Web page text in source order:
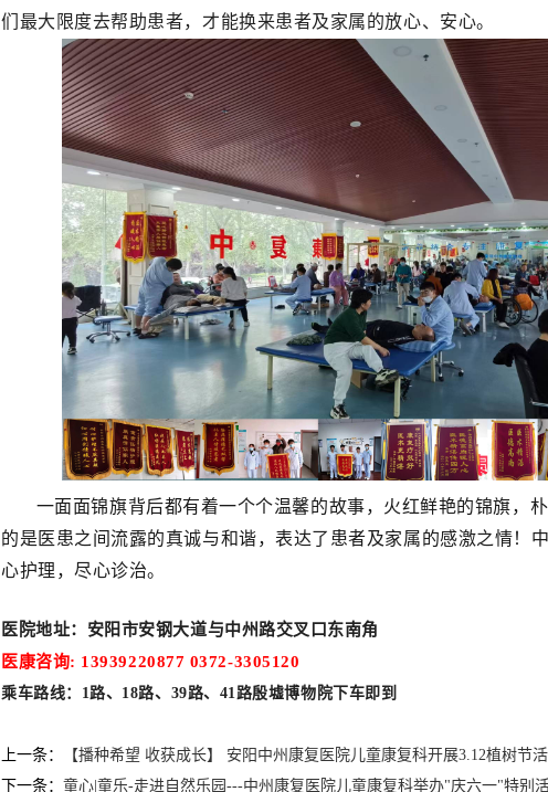
们最大限度去帮助患者，才能换来患者及家属的放心、安心。
一面面锦旗背后都有着一个个温馨的故事，火红鲜艳的锦旗，
的是医患之间流露的真诚与和谐，表达了患者及家属的感激之情！
心护理，尽心诊治。
医院地址： 安阳市安钢大道与中州路交叉口东南角
医康咨询: 13939220877 0372-3305120
乘车路线： 1路、 18路、 39路、 41路殷墟博物院下车即到
上一条：
【播种希望 收获成长】 安阳中州康复医院儿童康复科开展3.12植树节
下一条： 童心|童乐-走进自然乐园---中州康复医院儿童康复科举办"庆六一"特别